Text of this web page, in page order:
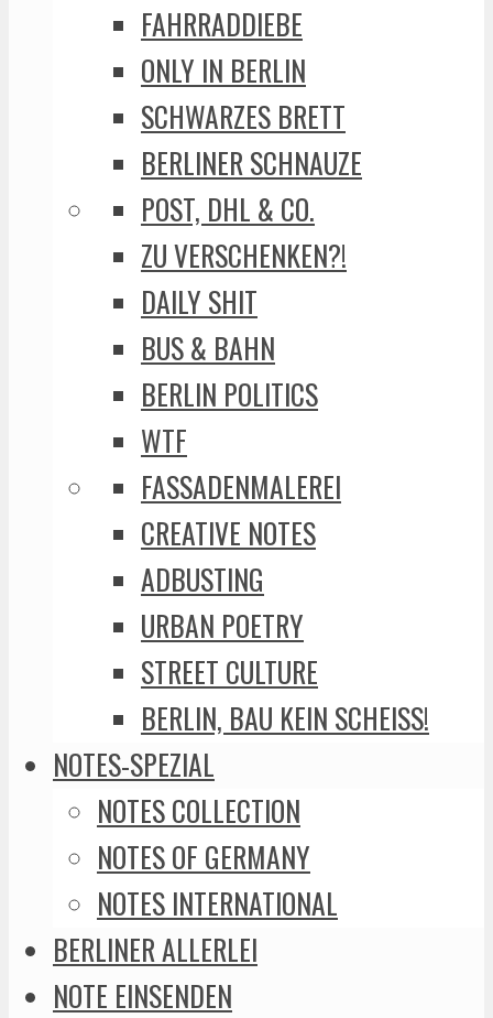
FAHRRADDIEBE
ONLY IN BERLIN
SCHWARZES BRETT
BERLINER SCHNAUZE
POST, DHL & CO.
ZU VERSCHENKEN?!
DAILY SHIT
BUS & BAHN
BERLIN POLITICS
WTF
FASSADENMALEREI
CREATIVE NOTES
ADBUSTING
URBAN POETRY
STREET CULTURE
BERLIN, BAU KEIN SCHEISS!
NOTES-SPEZIAL
NOTES COLLECTION
NOTES OF GERMANY
NOTES INTERNATIONAL
BERLINER ALLERLEI
NOTE EINSENDEN